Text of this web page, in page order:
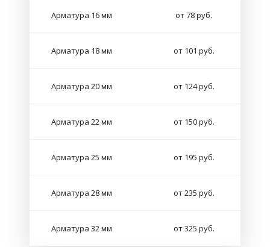
Арматура 16 мм от 78 руб.
Арматура 18 мм от 101 руб.
Арматура 20 мм от 124 руб.
Арматура 22 мм от 150 руб.
Арматура 25 мм от 195 руб.
Арматура 28 мм от 235 руб.
Арматура 32 мм от 325 руб.